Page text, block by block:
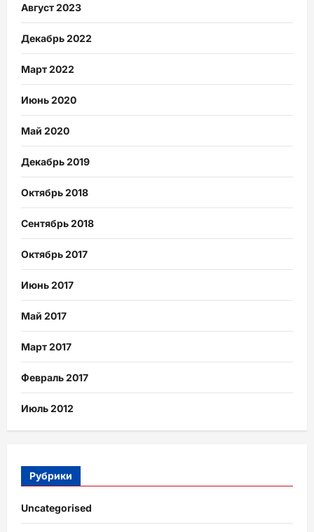
Август 2023
Декабрь 2022
Март 2022
Июнь 2020
Май 2020
Декабрь 2019
Октябрь 2018
Сентябрь 2018
Октябрь 2017
Июнь 2017
Май 2017
Март 2017
Февраль 2017
Июль 2012
Рубрики
Uncategorised